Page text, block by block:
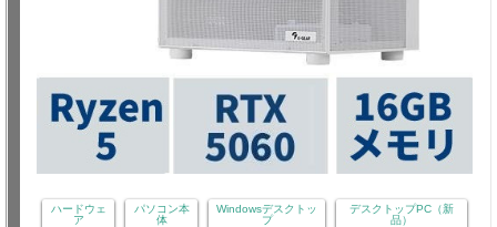
ハードウェ
ア
パソコン本
体
Windowsデスクトッ
プ
デスクトップPC（新
品）